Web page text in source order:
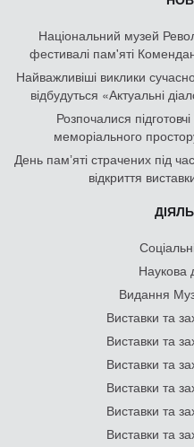
Національний музей
фестивалі пам'яті
Найважливіші виклики
відбудуться «Актуальні
Розпочалися
меморіального
День памʼяті страчених під
відкриття
Наукова
Видання
Виставки та
Виставки та
Виставки та
Виставки та
Виставки та
Виставки та